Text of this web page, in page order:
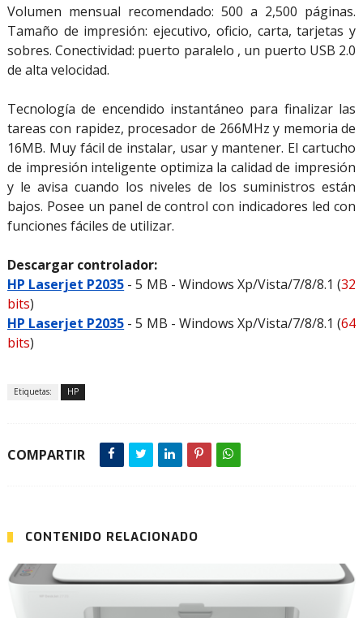
Volumen mensual recomendado: 500 a 2,500 páginas.
Tamaño de impresión: ejecutivo, oficio, carta, tarjetas y
sobres. Conectividad: puerto paralelo , un puerto USB 2.0
de alta velocidad.
Tecnología de encendido instantáneo para finalizar las
tareas con rapidez, procesador de 266MHz y memoria de
16MB. Muy fácil de instalar, usar y mantener. El cartucho
de impresión inteligente optimiza la calidad de impresión
y le avisa cuando los niveles de los suministros están
bajos. Posee un panel de control con indicadores led con
funciones fáciles de utilizar.
Descargar controlador:
HP Laserjet P2035 - 5 MB - Windows Xp/Vista/7/8/8.1 (32
bits)
HP Laserjet P2035 - 5 MB - Windows Xp/Vista/7/8/8.1 (64
bits)
Etiquetas: HP
COMPARTIR
CONTENIDO RELACIONADO